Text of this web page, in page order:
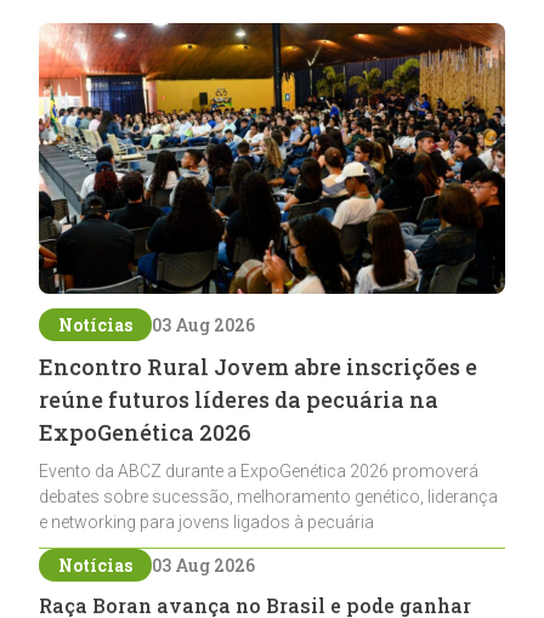
Notícias 03 Aug 2026
Encontro Rural Jovem abre inscrições e
reúne futuros líderes da pecuária na
ExpoGenética 2026
Evento da ABCZ durante a ExpoGenética 2026 promoverá
debates sobre sucessão, melhoramento genético, liderança
e networking para jovens ligados à pecuária
Notícias 03 Aug 2026
Raça Boran avança no Brasil e pode ganhar